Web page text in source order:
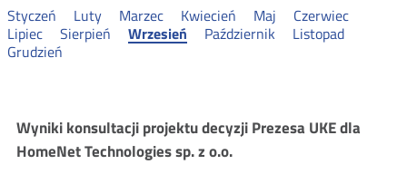
Styczeń
Luty Marzec Kwiecień Maj
Czerwiec
Lipiec
Sierpień Wrzesień Październik
Listopad
Grudzień
Konsultacje
Wyniki konsultacji projektu decyzji Prezesa UKE dla
HomeNet Technologies sp. z o.o.